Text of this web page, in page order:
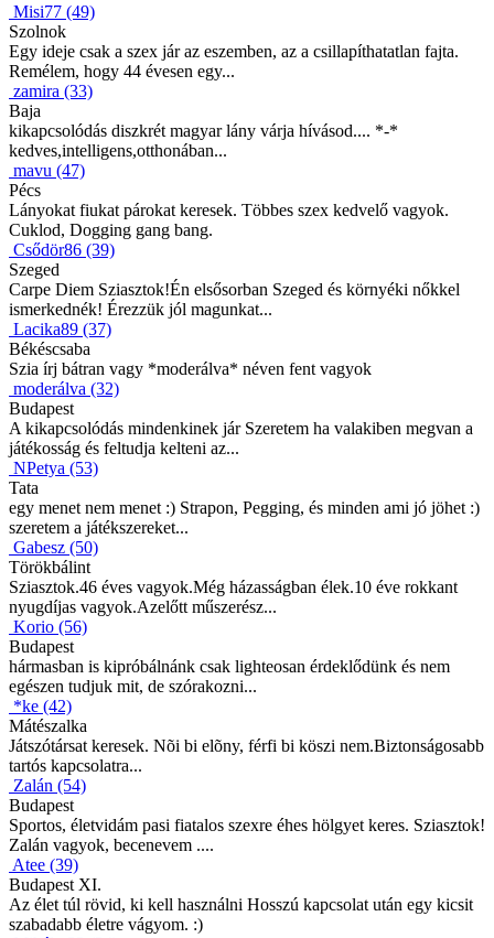
Misi77 (49)
Szolnok
Egy ideje csak a szex jár az eszemben, az a csillapíthatatlan fajta.
Remélem, hogy 44 évesen egy...
zamira (33)
Baja
kikapcsolódás diszkrét magyar lány várja hívásod.... *-*
kedves,intelligens,otthonában...
mavu (47)
Pécs
Lányokat fiukat párokat keresek. Többes szex kedvelő vagyok.
Cuklod, Dogging gang bang.
Csődör86 (39)
Szeged
Carpe Diem Sziasztok!Én elsősorban Szeged és környéki nőkkel
ismerkednék! Érezzük jól magunkat...
Lacika89 (37)
Békéscsaba
Szia írj bátran vagy *moderálva* néven fent vagyok
moderálva (32)
Budapest
A kikapcsolódás mindenkinek jár Szeretem ha valakiben megvan a
játékosság és feltudja kelteni az...
NPetya (53)
Tata
egy menet nem menet :) Strapon, Pegging, és minden ami jó jöhet :)
szeretem a játékszereket...
Gabesz (50)
Törökbálint
Sziasztok.46 éves vagyok.Még házasságban élek.10 éve rokkant
nyugdíjas vagyok.Azelőtt műszerész...
Korio (56)
Budapest
hármasban is kipróbálnánk csak lighteosan érdeklődünk és nem
egészen tudjuk mit, de szórakozni...
*ke (42)
Mátészalka
Játszótársat keresek. Nõi bi elõny, férfi bi köszi nem.Biztonságosabb
tartós kapcsolatra...
Zalán (54)
Budapest
Sportos, életvidám pasi fiatalos szexre éhes hölgyet keres. Sziasztok!
Zalán vagyok, becenevem ....
Atee (39)
Budapest XI.
Az élet túl rövid, ki kell használni Hosszú kapcsolat után egy kicsit
szabadabb életre vágyom. :)